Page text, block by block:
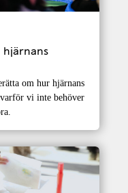
hjärnans
om hur hjärnans
vi inte behöver